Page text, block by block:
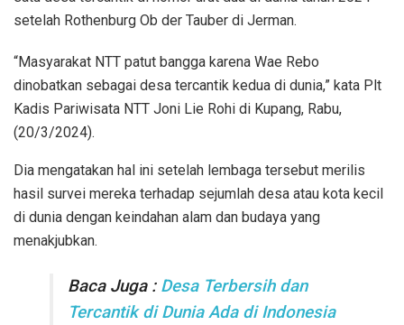
setelah Rothenburg Ob der Tauber di Jerman.
“Masyarakat NTT patut bangga karena Wae Rebo
dinobatkan sebagai desa tercantik kedua di dunia,” kata Plt
Kadis Pariwisata NTT Joni Lie Rohi di Kupang, Rabu,
(20/3/2024).
Dia mengatakan hal ini setelah lembaga tersebut merilis
hasil survei mereka terhadap sejumlah desa atau kota kecil
di dunia dengan keindahan alam dan budaya yang
menakjubkan.
Baca Juga :Desa Terbersih dan
Tercantik di Dunia Ada di Indonesia